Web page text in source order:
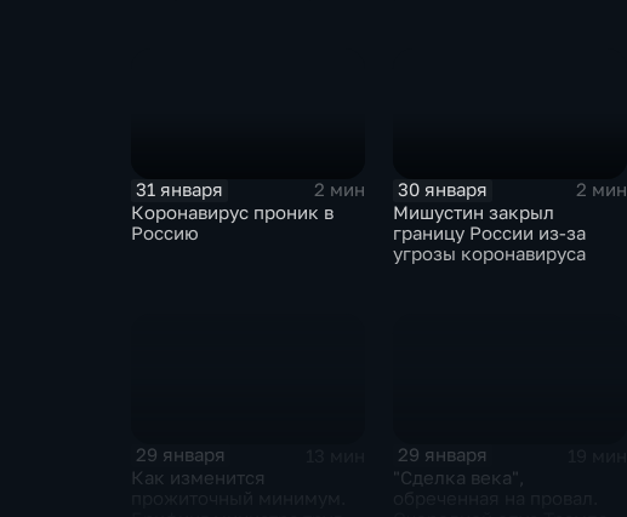
31 января
2 мин
Коронавирус проник в
Россию
30 января
2 мин
Мишустин закрыл
границу России из-за
угрозы коронавируса
29 января
Как изменится
29 января
"Сделка века",